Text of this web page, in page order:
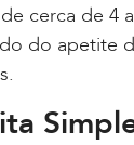
cerca de 4
do apetite